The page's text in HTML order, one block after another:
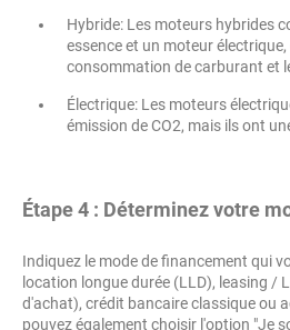
Hybride: Les moteurs hybrides
essence et un moteur
consommation de carburant et
Électrique: Les moteurs
émission de CO2, mais ils ont
Étape 4 : Déterminez votre
Indiquez le mode de financement qui
location longue durée (LLD), leasing /
d'achat), crédit bancaire classique ou
pouvez également choisir l'option "Je